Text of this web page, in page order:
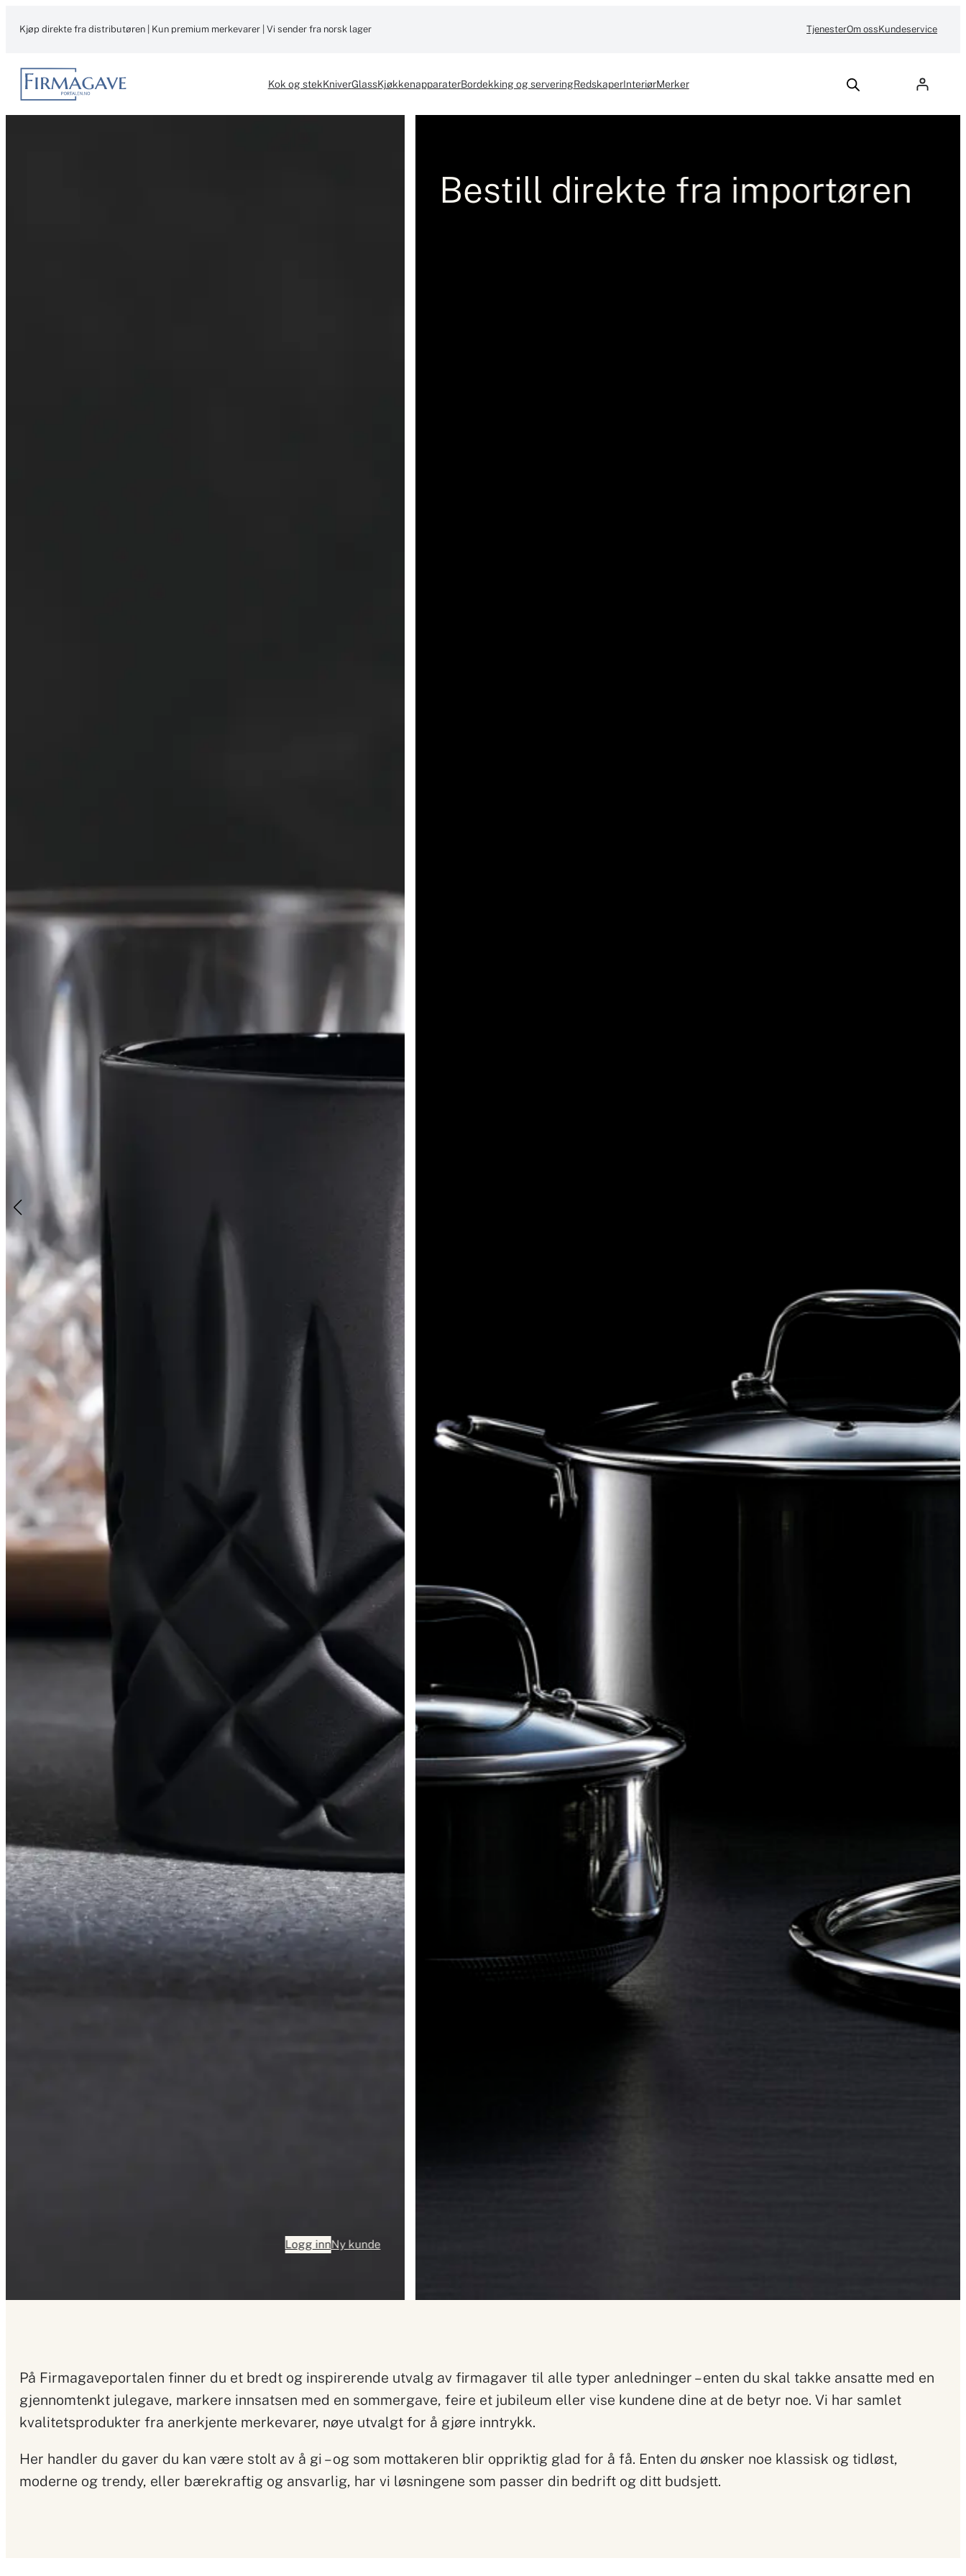
Kjøp direkte fra distributøren | Kun premium merkevarer | Vi sender fra norsk lager TjenesterOm ossKundeservice
Kok og stekKniverGlassKjøkkenapparaterBordekking og serveringRedskaperInteriørMerker
Bestill direkte fra importøren
På Firmagaveportalen finner du et bredt og inspirerende utvalg av firmagaver til alle typer anledninger – enten du skal takke ansatte med en
gjennomtenkt julegave, markere innsatsen med en sommergave, feire et jubileum eller vise kundene dine at de betyr noe. Vi har samlet
kvalitetsprodukter fra anerkjente merkevarer, nøye utvalgt for å gjøre inntrykk.
Her handler du gaver du kan være stolt av å gi – og som mottakeren blir oppriktig glad for å få. Enten du ønsker noe klassisk og tidløst,
moderne og trendy, eller bærekraftig og ansvarlig, har vi løsningene som passer din bedrift og ditt budsjett.